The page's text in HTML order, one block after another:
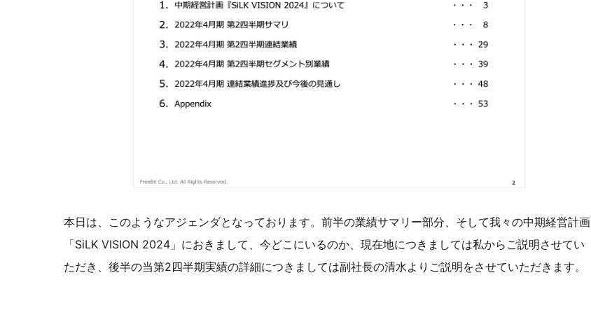
本日は、このようなアジェンダとなっております。前半の業績サマリー部分、そして我々の中期経営計画
「SiLK VISION 2024」におきまして、今どこにいるのか、現在地につきましては私からご説明させてい
ただき、後半の当第2四半期実績の詳細につきましては副社長の清水よりご説明をさせていただきます。